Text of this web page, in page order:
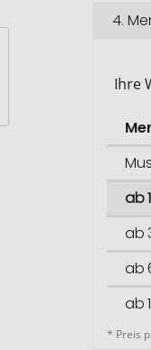
4.
Ihre
ab
ab
ab
ab
* Preis